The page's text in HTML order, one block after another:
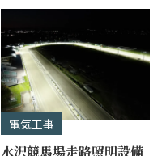
電気工事
水沢競馬場走路照明設備